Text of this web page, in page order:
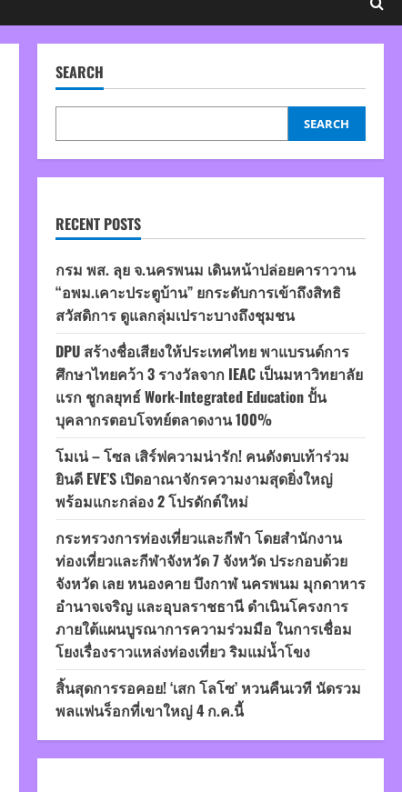
SEARCH
SEARCH
RECENT POSTS
กรม พส. ลุย จ.นครพนม เดินหน้าปล่อยคาราวาน
“อพม.เคาะประตูบ้าน” ยกระดับการเข้าถึงสิทธิ
สวัสดิการ ดูแลกลุ่มเปราะบางถึงชุมชน
DPU สร้างชื่อเสียงให้ประเทศไทย พาแบรนด์การ
ศึกษาไทยคว้า 3 รางวัลจาก IEAC เป็นมหาวิทยาลัย
แรก ชูกลยุทธ์ Work-Integrated Education ปั้น
บุคลากรตอบโจทย์ตลาดงาน 100%
โมเน่ – โซล เสิร์ฟความน่ารัก! คนดังตบเท้าร่วม
ยินดี EVE’S เปิดอาณาจักรความงามสุดยิ่งใหญ่
พร้อมแกะกล่อง 2 โปรดักต์ใหม่
กระทรวงการท่องเที่ยวและกีฬา โดยสำนักงาน
ท่องเที่ยวและกีฬาจังหวัด 7 จังหวัด ประกอบด้วย
จังหวัด เลย หนองคาย บึงกาฬ นครพนม มุกดาหาร
อำนาจเจริญ และอุบลราชธานี ดำเนินโครงการ
ภายใต้แผนบูรณาการความร่วมมือ ในการเชื่อม
โยงเรื่องราวแหล่งท่องเที่ยว ริมแม่น้ำโขง
สิ้นสุดการรอคอย! ‘เสก โลโซ’ หวนคืนเวที นัดรวม
พลแฟนร็อกที่เขาใหญ่ 4 ก.ค.นี้